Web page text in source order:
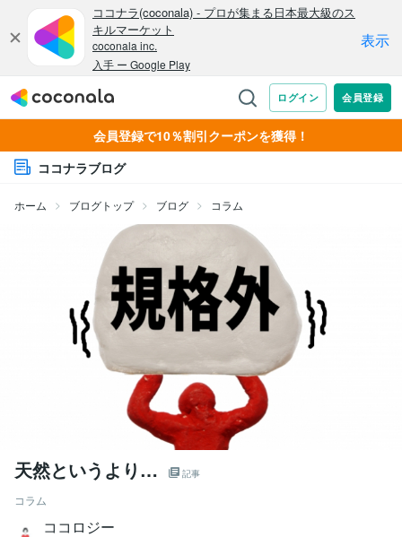
会員登録で10％割引クーポンを獲得！
ココナラブログ
ホーム ブログトップ ブログ コラム
天然というより… 記事
コラム
ココロジー